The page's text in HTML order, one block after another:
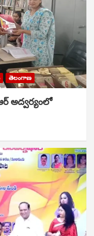
తెలంగాణ
అద్వర్యంలో